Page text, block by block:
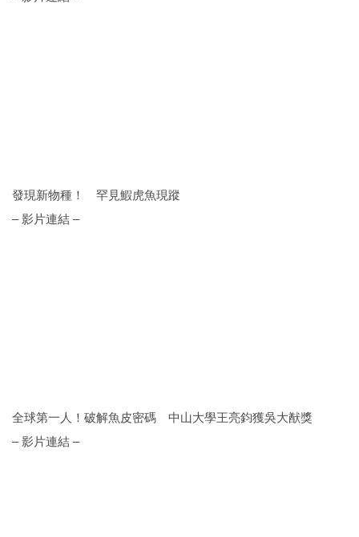
發現新物種！ 罕見鰕虎魚現蹤
– 影片連結 –
全球第一人！破解魚皮密碼 中山大學王亮鈞獲吳大猷獎
– 影片連結 –